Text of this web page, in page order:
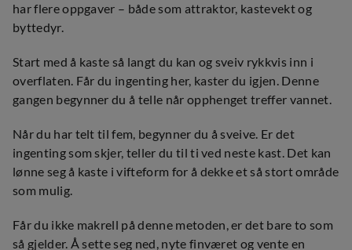
har flere oppgaver – både som attraktor, kastevekt og
byttedyr.
Start med å kaste så langt du kan og sveiv rykkvis inn i
overflaten. Får du ingenting her, kaster du igjen. Denne
gangen begynner du å telle når opphenget treffer vannet.
Når du har telt til fem, begynner du å sveive. Er det
ingenting som skjer, teller du til ti ved neste kast. Det kan
lønne seg å kaste i vifteform for å dekke et så stort område
som mulig.
Får du ikke makrell på denne metoden, er det bare to som
så gjelder. Å sette seg ned, nyte finværet og vente en